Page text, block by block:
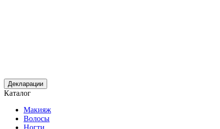
Декларации
Каталог
Макияж
Волосы
Ногти